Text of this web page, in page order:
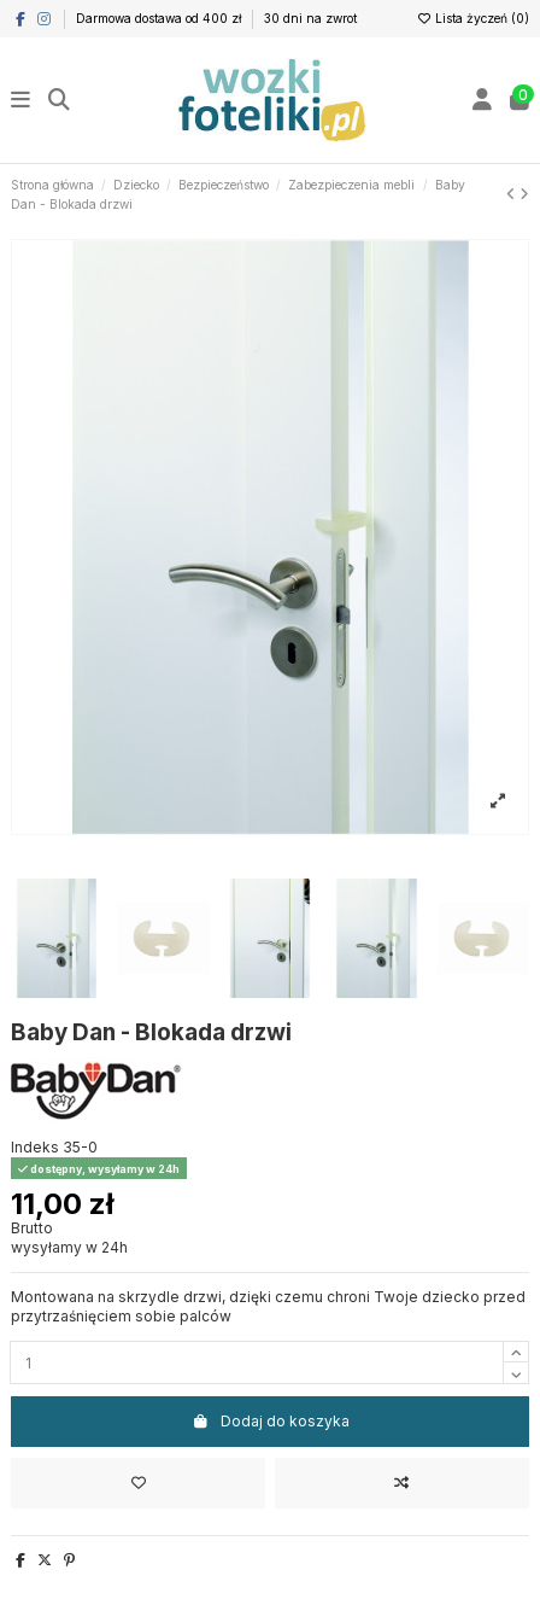
Darmowa dostawa od 400 zł 30 dni na zwrot Lista życzeń (0)
0
Strona główna Dziecko Bezpieczeństwo Zabezpieczenia mebli
Baby
Dan - Blokada drzwi
Baby Dan - Blokada drzwi
Indeks 35-0
dostępny, wysyłamy w 24h
11,00 zł
Brutto
wysyłamy w 24h
Montowana na skrzydle drzwi, dzięki czemu chroni Twoje dziecko przed
przytrzaśnięciem sobie palców
Dodaj do koszyka